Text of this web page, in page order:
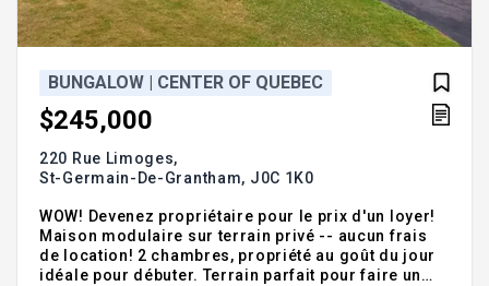
BUNGALOW | CENTER OF QUEBEC
$245,000
220 Rue Limoges,
St-Germain-De-Grantham, J0C 1K0
WOW! Devenez propriétaire pour le prix d'un loyer!
Maison modulaire sur terrain privé -- aucun frais
de location! 2 chambres, propriété au goût du jour
idéale pour débuter. Terrain parfait pour faire un